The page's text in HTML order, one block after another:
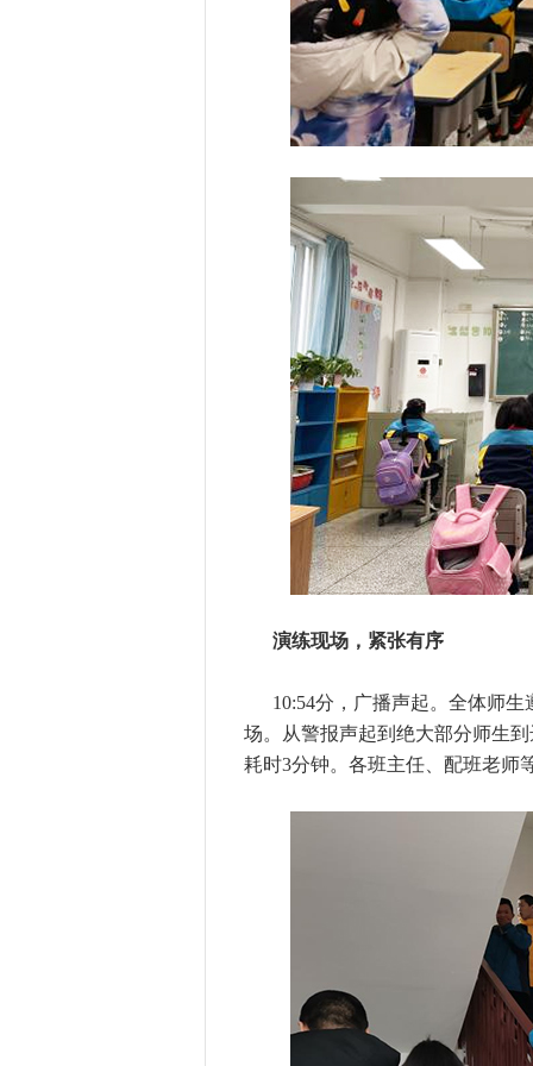
演练现场，紧张有序
10:54分，广播声起。全体师
场。从警报声起到绝大部分师生
耗时3分钟。各班主任、配班老师